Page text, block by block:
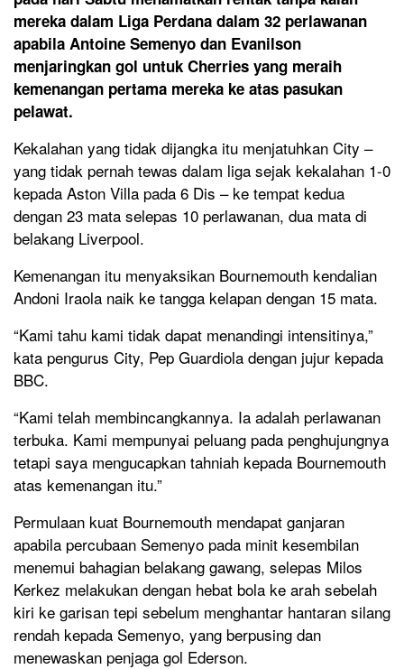
mereka dalam Liga Perdana dalam 32 perlawanan
apabila Antoine Semenyo dan Evanilson
menjaringkan gol untuk Cherries yang meraih
kemenangan pertama mereka ke atas pasukan
pelawat.
Kekalahan yang tidak dijangka itu menjatuhkan City –
yang tidak pernah tewas dalam liga sejak kekalahan 1-0
kepada Aston Villa pada 6 Dis – ke tempat kedua
dengan 23 mata selepas 10 perlawanan, dua mata di
belakang Liverpool.
Kemenangan itu menyaksikan Bournemouth kendalian
Andoni Iraola naik ke tangga kelapan dengan 15 mata.
“Kami tahu kami tidak dapat menandingi intensitinya,”
kata pengurus City, Pep Guardiola dengan jujur ​​kepada
BBC.
“Kami telah membincangkannya. Ia adalah perlawanan
terbuka. Kami mempunyai peluang pada penghujungnya
tetapi saya mengucapkan tahniah kepada Bournemouth
atas kemenangan itu.”
Permulaan kuat Bournemouth mendapat ganjaran
apabila percubaan Semenyo pada minit kesembilan
menemui bahagian belakang gawang, selepas Milos
Kerkez melakukan dengan hebat bola ke arah sebelah
kiri ke garisan tepi sebelum menghantar hantaran silang
rendah kepada Semenyo, yang berpusing dan
menewaskan penjaga gol Ederson.